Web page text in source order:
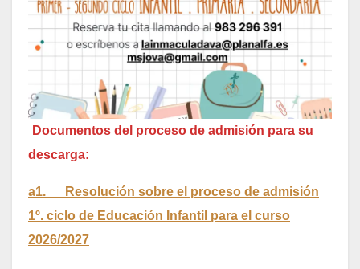
Documentos del proceso de admisión para su
descarga:
a1. Resolución sobre el proceso de admisión
1º. ciclo de Educación Infantil para el curso
2026/2027